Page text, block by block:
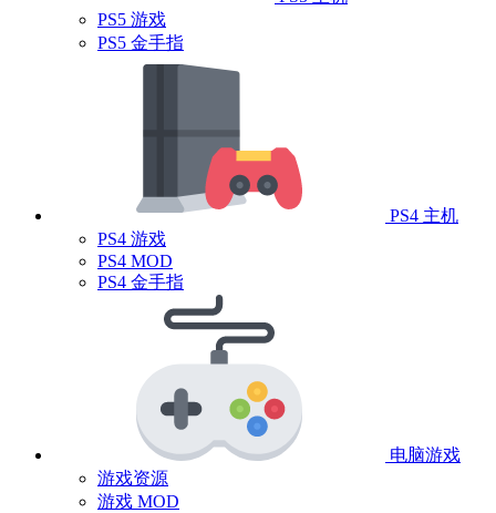
PS5 游戏
PS5 金手指
PS4 主机
PS4 游戏
PS4 MOD
PS4 金手指
电脑游戏
游戏资源
游戏 MOD